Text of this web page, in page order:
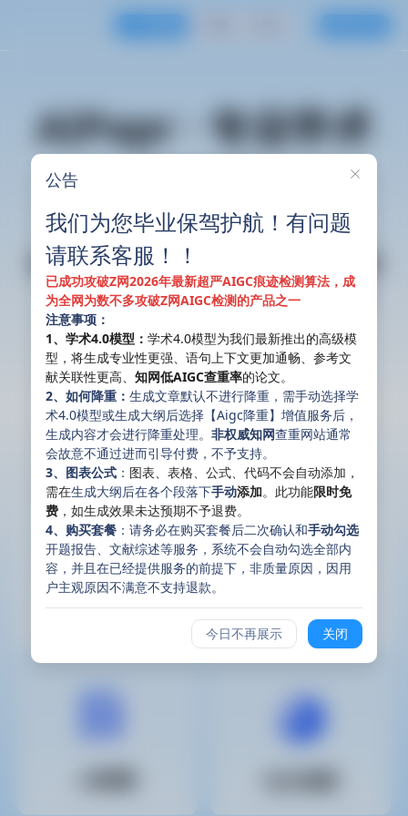
AIPapr · 专业学术
免费AI辅助选题 ｜ 免费2000字大纲
｜ 免费无限改稿 ｜ 一键添加图表
即刻智能写作
AI PPT
公告
我们为您毕业保驾护航！有问题
请联系客服！！
已成功攻破Z网2026年最新超严AIGC痕迹检测算法，成
为全网为数不多攻破Z网AIGC检测的产品之一
注意事项：
1、学术4.0模型： 学术4.0模型为我们最新推出的高级模
型，将生成专业性更强、语句上下文更加通畅、参考文
献关联性更高、 知网低AIGC查重率的论文。
2、如何降重： 生成文章默认不进行降重，需手动选择学
术4.0模型或生成大纲后选择【Aigc降重】增值服务后，
生成内容才会进行降重处理。 非权威知网查重网站通常
会故意不通过进而引导付费，不予支持。
3、图表公式： 图表、表格、公式、代码不会自动添加，
需在生成大纲后在各个段落下手动添加。此功能限时免
费，如生成效果未达预期不予退费。
4、购买套餐：请务必在购买套餐后二次确认和手动勾选
开题报告、文献综述等服务，系统不会自动勾选全部内
容，并且在已经提供服务的前提下，非质量原因，因用
户主观原因不满意不支持退款。
今日不再展示 关闭